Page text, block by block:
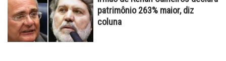
patrimônio 263% maior, diz
coluna